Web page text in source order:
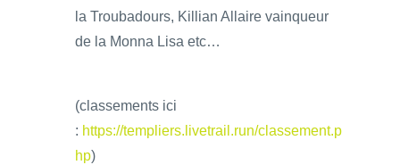
la Troubadours, Killian Allaire vainqueur
de la Monna Lisa etc…
(classements ici
: https://templiers.livetrail.run/classement.p
hp)